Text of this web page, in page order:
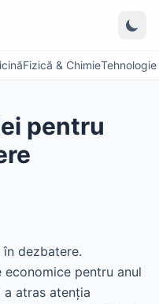
Fizică & Chimie
pentru
dezbatere.
pentru anul
atras atenția